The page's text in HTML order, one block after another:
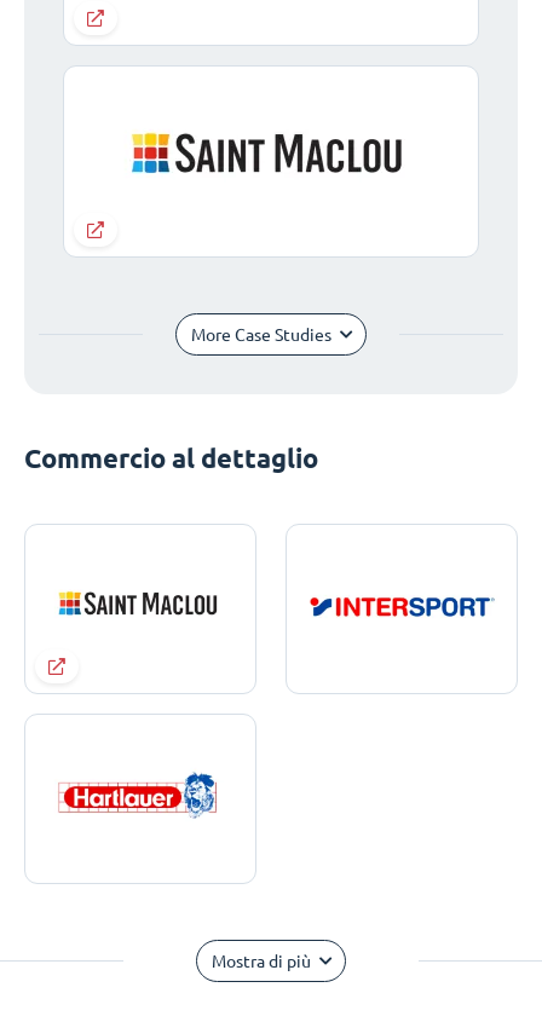
More Case Studies
Commercio al dettaglio
Mostra di più